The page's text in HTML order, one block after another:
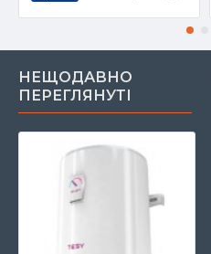
НЕЩОДАВНО
ПЕРЕГЛЯНУТІ